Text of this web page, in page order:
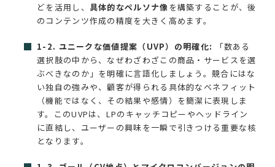
どを活用し、 具体的なペルソナ像 を構築することが、後
のコンテンツ作成の精度を大きく高めます。
1-2. ユニークな価値提案（UVP）の明確化:
「数ある
選択肢の中から、なぜわざわざこの商品・サービスを選
ぶべきなのか」を明確に言語化しましょう。競合にはな
い独自の強みや、顧客が得られる具体的なベネフィット
（機能ではなく、その結果や感情）を簡潔に表現しま
す。このUVPは、LPのキャッチコピーやヘッドライン
に直結し、ユーザーの興味を一瞬で引きつける重要な核
となります。